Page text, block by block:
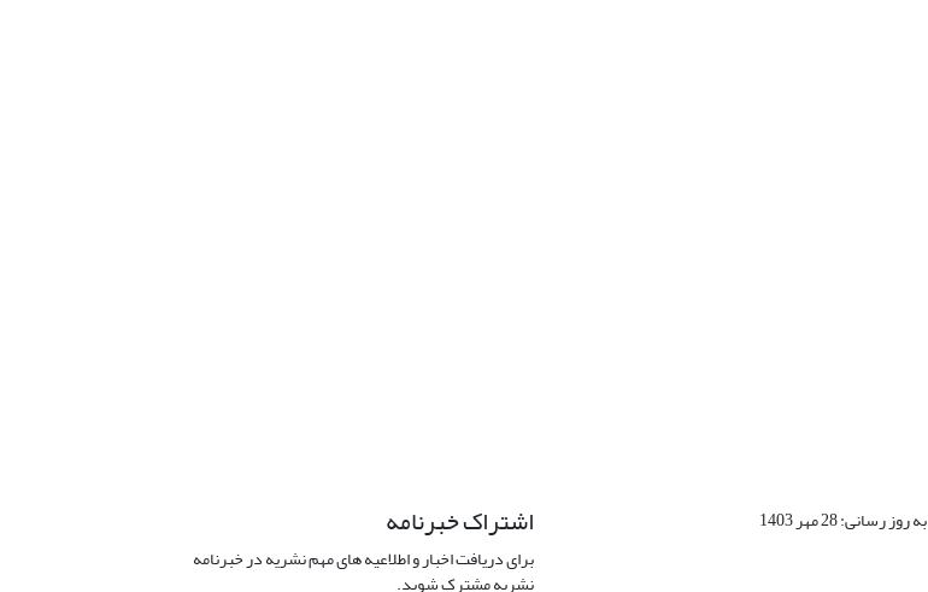
به روز رسانی: 28 مهر 1403 اشتراک خبرنامه
برای دریافت اخبار و اطلاعیه های مهم نشریه در خبرنامه
نشریه مشترک شوید.